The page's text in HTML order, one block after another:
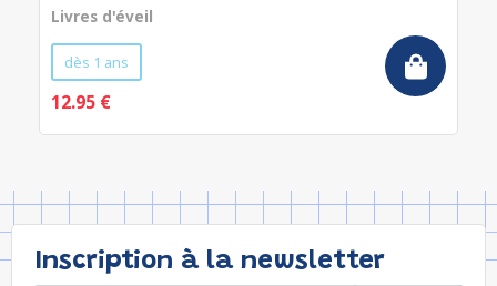
Livres d'éveil
dès 1 ans
12.95 €
Inscription à la newsletter